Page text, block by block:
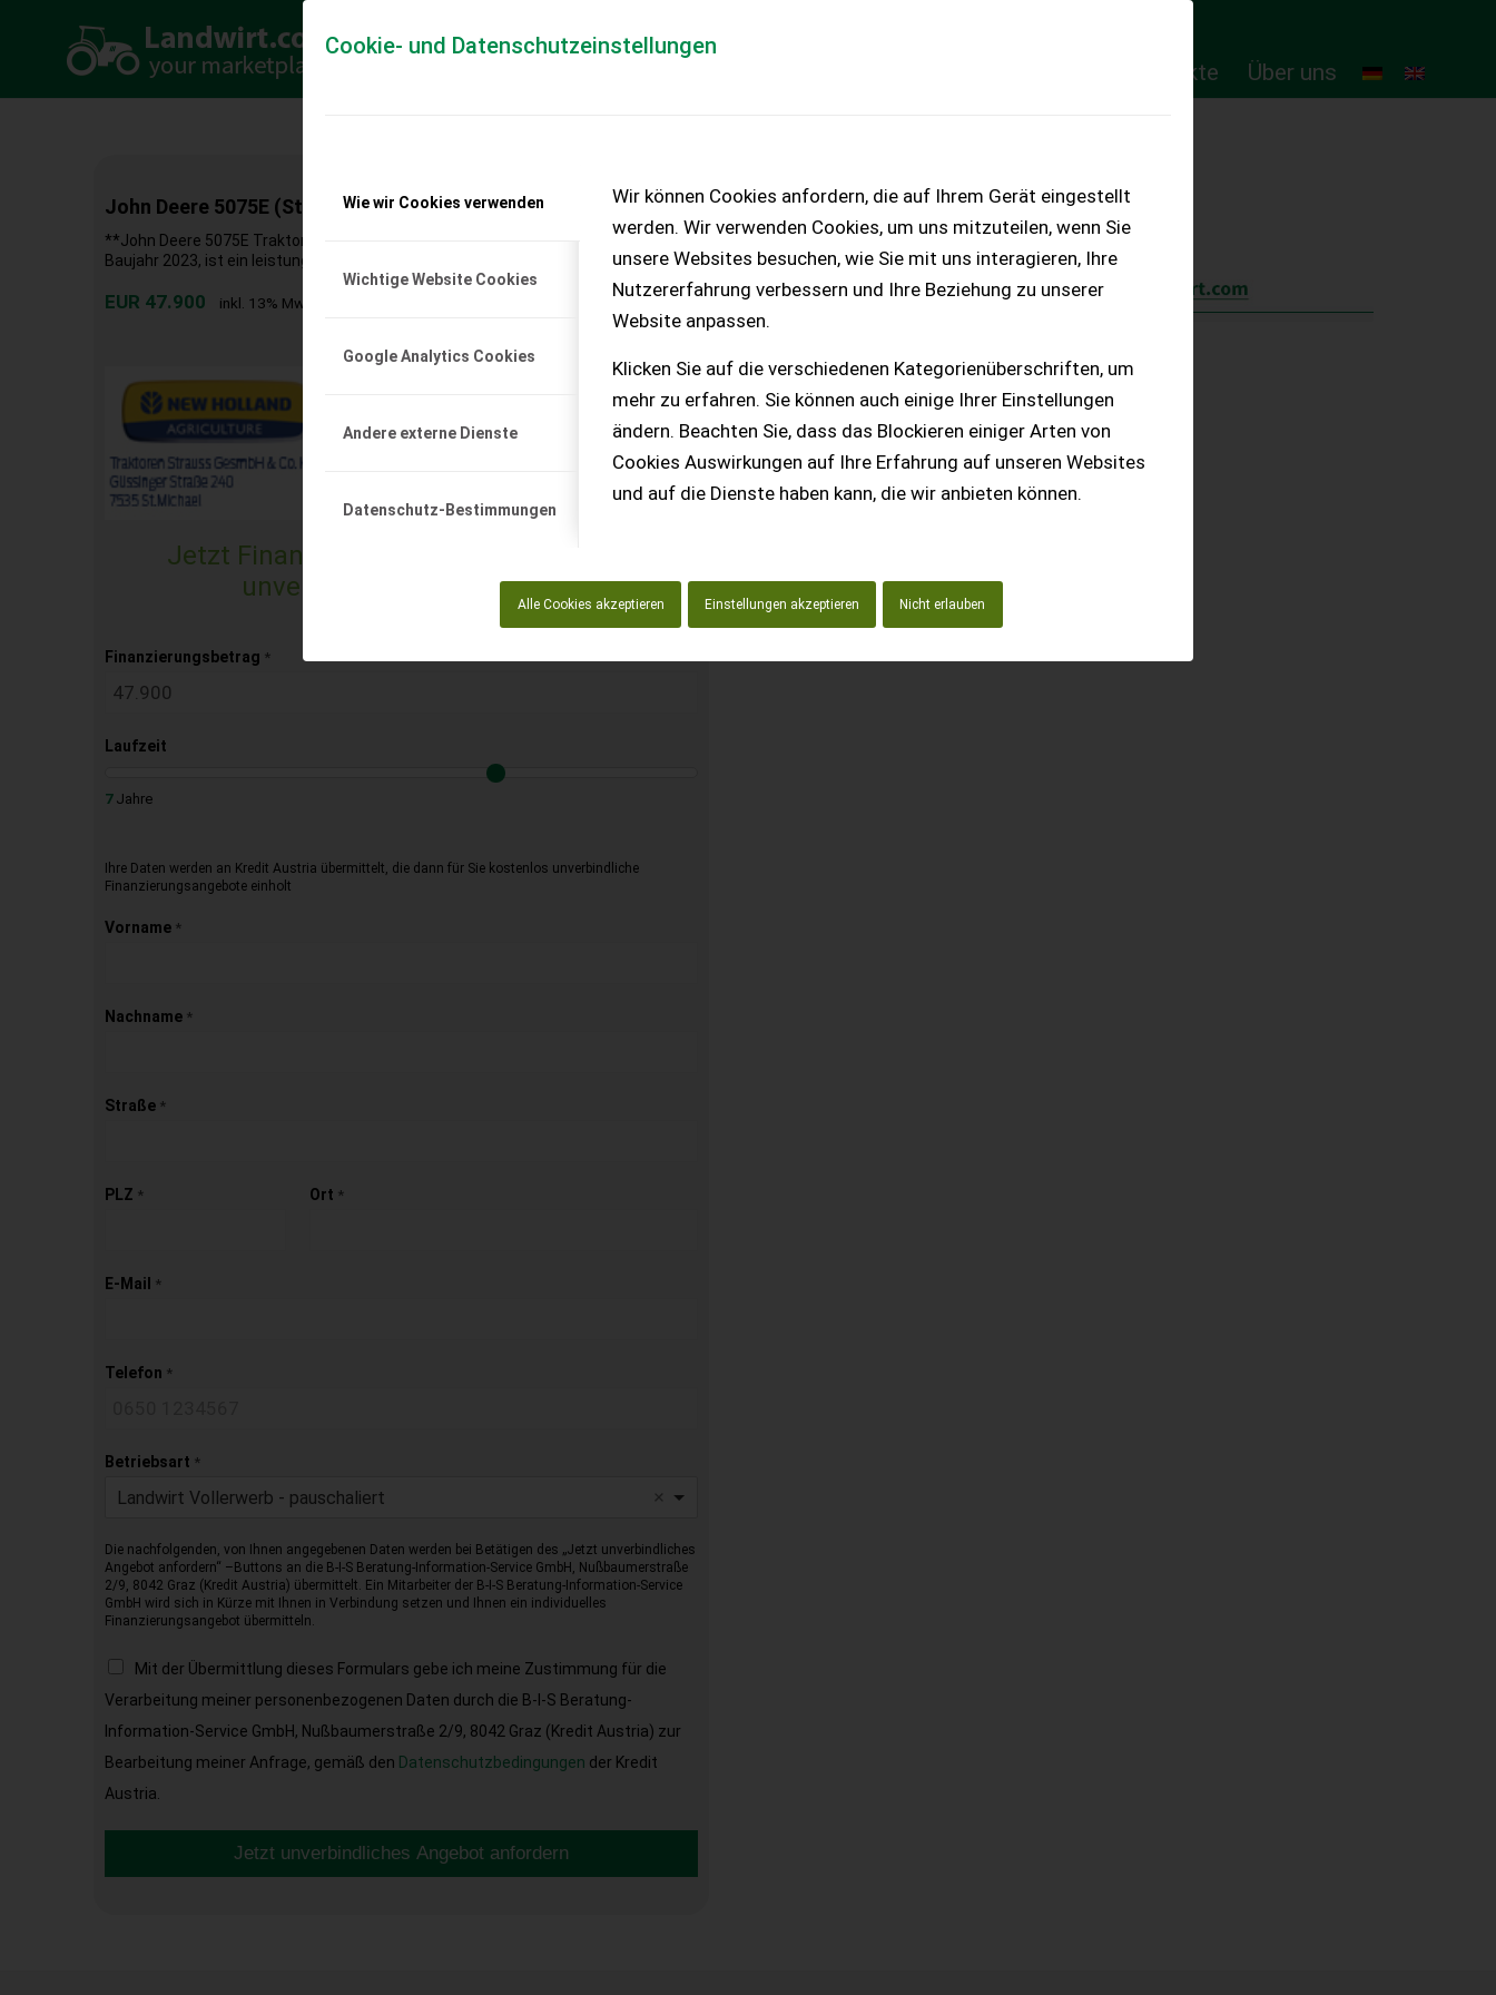
Cookie- und Datenschutzeinstellungen
Wie wir Cookies verwenden
Wichtige Website Cookies
Google Analytics Cookies
Andere externe Dienste
Datenschutz-Bestimmungen
Wir können Cookies anfordern, die auf Ihrem Gerät eingestellt
werden. Wir verwenden Cookies, um uns mitzuteilen, wenn Sie
unsere Websites besuchen, wie Sie mit uns interagieren, Ihre
Nutzererfahrung verbessern und Ihre Beziehung zu unserer
Website anpassen.
Klicken Sie auf die verschiedenen Kategorienüberschriften, um
mehr zu erfahren. Sie können auch einige Ihrer Einstellungen
ändern. Beachten Sie, dass das Blockieren einiger Arten von
Cookies Auswirkungen auf Ihre Erfahrung auf unseren Websites
und auf die Dienste haben kann, die wir anbieten können.
Alle Cookies akzeptieren Einstellungen akzeptieren Nicht erlauben
Online-Produkte Über uns
John Deere 5075E (Stage V)
**John Deere 5075E Traktor - Baujahr 2023** Der John Deere 5075E Traktor,
Baujahr 2023, ist ein leistungsstarkes und zuverlässiges Fahrzeug, das s...
EUR 47.900 inkl. 13% MwSt./Verm.
Jetzt Finanzierungsangebot anfordern
unverbindlich & kostenlos!
Finanzierungsbetrag *
Laufzeit
7Jahre
Ihre Daten werden an Kredit Austria übermittelt, die dann für Sie kostenlos unverbindliche
Finanzierungsangebote einholt
Vorname *
Nachname *
Straße *
PLZ * Ort *
E-Mail *
Telefon *
Betriebsart *
Landwirt Vollerwerb - pauschaliert
Die nachfolgenden, von Ihnen angegebenen Daten werden bei Betätigen des „Jetzt unverbindliches
Angebot anfordern“ –Buttons an die B-I-S Beratung-Information-Service GmbH, Nußbaumerstraße
2/9, 8042 Graz (Kredit Austria) übermittelt. Ein Mitarbeiter der B-I-S Beratung-Information-Service
GmbH wird sich in Kürze mit Ihnen in Verbindung setzen und Ihnen ein individuelles
Finanzierungsangebot übermitteln.
Mit der Übermittlung dieses Formulars gebe ich meine Zustimmung für die
Verarbeitung meiner personenbezogenen Daten durch die B-I-S Beratung-
Information-Service GmbH, Nußbaumerstraße 2/9, 8042 Graz (Kredit Austria) zur
Bearbeitung meiner Anfrage, gemäß den Datenschutzbedingungen der Kredit
Austria.
Jetzt unverbindliches Angebot anfordern